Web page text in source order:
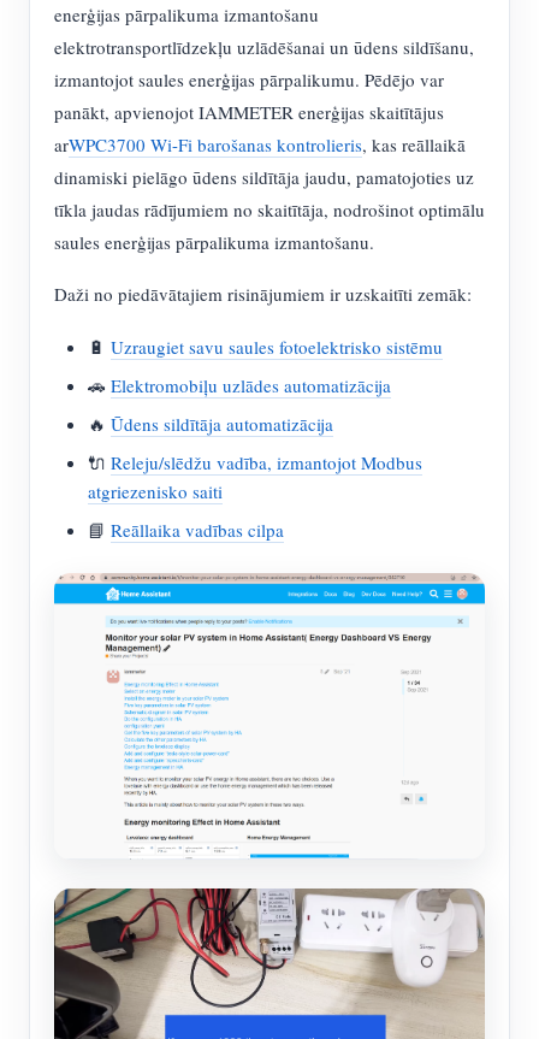
enerģijas pārpalikuma izmantošanu
elektrotransportlīdzekļu uzlādēšanai un ūdens sildīšanu,
izmantojot saules enerģijas pārpalikumu. Pēdējo var
panākt, apvienojot IAMMETER enerģijas skaitītājus
arWPC3700 Wi-Fi barošanas kontrolieris, kas reāllaikā
dinamiski pielāgo ūdens sildītāja jaudu, pamatojoties uz
tīkla jaudas rādījumiem no skaitītāja, nodrošinot optimālu
saules enerģijas pārpalikuma izmantošanu.
Daži no piedāvātajiem risinājumiem ir uzskaitīti zemāk:
🔋 Uzraugiet savu saules fotoelektrisko sistēmu
🚗 Elektromobiļu uzlādes automatizācija
🔥 Ūdens sildītāja automatizācija
🔌 Releju/slēdžu vadība, izmantojot Modbus
atgriezenisko saiti
📘 Reāllaika vadības cilpa